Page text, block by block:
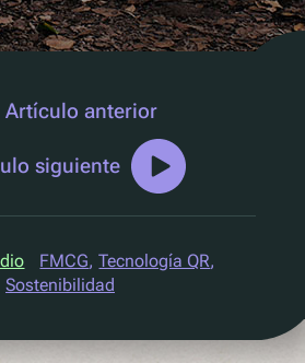
rellenar
Artículo anterior
siguiente
FMCG, Tecnología QR
Sostenibilidad